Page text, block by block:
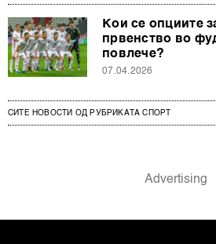
Кои се опциите
првенство во
повлече?
07.04.2026
СИТЕ НОВОСТИ ОД РУБРИКАТА СПОРТ